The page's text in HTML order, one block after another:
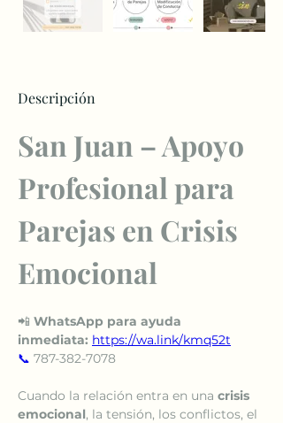
Descripción
San Juan – Apoyo
Profesional para
Parejas en Crisis
Emocional
📲 WhatsApp para ayuda
inmediata: https://wa.link/kmq52t
📞 787-382-7078
Cuando la relación entra en una crisis
emocional, la tensión, los conflictos, el